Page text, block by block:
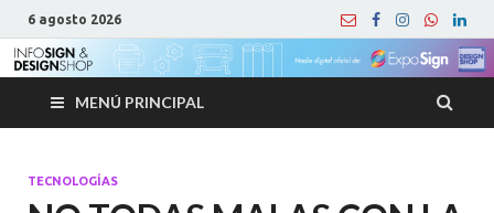
6 agosto 2026
MENÚ PRINCIPAL
TECNOLOGÍAS